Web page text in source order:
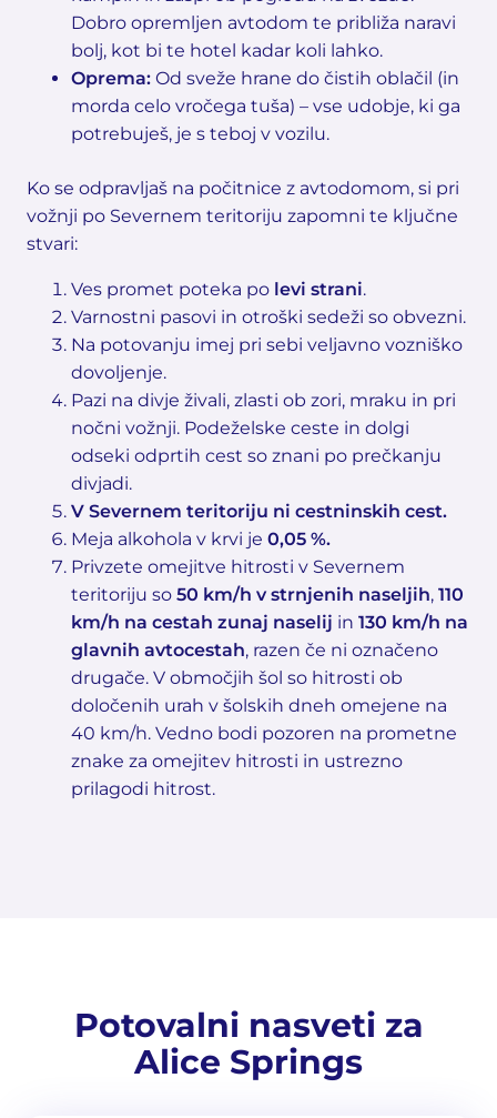
Dobro opremljen avtodom te približa naravi
bolj, kot bi te hotel kadar koli lahko.
Oprema: Od sveže hrane do čistih oblačil (in
morda celo vročega tuša) – vse udobje, ki ga
potrebuješ, je s teboj v vozilu.
Ko se odpravljaš na počitnice z avtodomom, si pri
vožnji po Severnem teritoriju zapomni te ključne
stvari:
Ves promet poteka po levi strani.
Varnostni pasovi in otroški sedeži so obvezni.
Na potovanju imej pri sebi veljavno vozniško
dovoljenje.
Pazi na divje živali, zlasti ob zori, mraku in pri
nočni vožnji. Podeželske ceste in dolgi
odseki odprtih cest so znani po prečkanju
divjadi.
V Severnem teritoriju ni cestninskih cest.
Meja alkohola v krvi je 0,05 %.
Privzete omejitve hitrosti v Severnem
teritoriju so 50 km/h v strnjenih naseljih, 110
km/h na cestah zunaj naselij in 130 km/h na
glavnih avtocestah, razen če ni označeno
drugače. V območjih šol so hitrosti ob
določenih urah v šolskih dneh omejene na
40 km/h. Vedno bodi pozoren na prometne
znake za omejitev hitrosti in ustrezno
prilagodi hitrost.
Potovalni nasveti za
Alice Springs